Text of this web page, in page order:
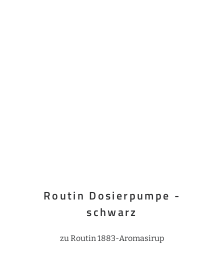
Routin Dosierpumpe -
schwarz
zu Routin 1883-Aromasirup